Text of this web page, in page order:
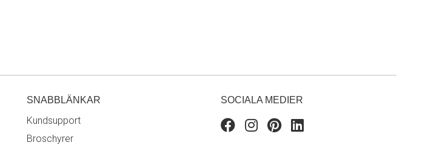
SNABBLÄNKAR
Kundsupport
Broschyrer
SOCIALA MEDIER
FacebookInstagram
Pinterest